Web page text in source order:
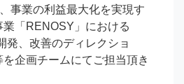
事業の利益最大化を実現す
「RENOSY」における
発、改善のディレクショ
企画チームにてご担当頂き